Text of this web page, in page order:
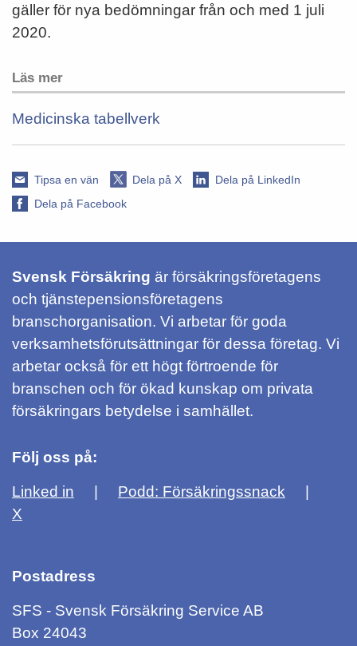
gäller för nya bedömningar från och med 1 juli
2020.
Läs mer
Medicinska tabellverk
Tipsa en vän Dela på X
Dela på LinkedIn
Dela på Facebook
Svensk Försäkring är försäkringsföretagens
och tjänstepensionsföretagens
branschorganisation. Vi arbetar för goda
verksamhetsförutsättningar för dessa företag. Vi
arbetar också för ett högt förtroende för
branschen och för ökad kunskap om privata
försäkringars betydelse i samhället.
Följ oss på:
Linked in
Podd: Försäkringssnack
X
Postadress
SFS - Svensk Försäkring Service AB
Box 24043